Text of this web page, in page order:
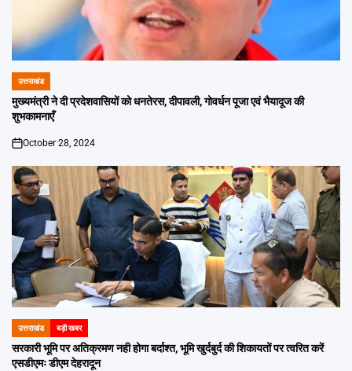
POSTED
IN
उत्तराखंड
मुख्यमंत्री ने दी प्रदेशवासियों को धनतेरस, दीपावली, गोवर्धन पूजा एवं भैयादूज की
शुभकामनाएँ
on
October 28, 2024
POSTED
IN
उत्तराखंड बड़ी खबर
सरकारी भूमि पर अतिक्रमण नही होगा बर्दाश्त, भूमि खुर्दबुर्द की शिकायतों पर त्वरित करें
एसडीएमः डीएम देहरादून